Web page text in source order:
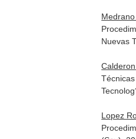
Nuevas
Lopez